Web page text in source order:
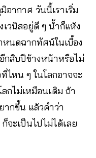
อากาศ วันนี้เราเริ่ม
เวนิสอยู่ดี ๆ น้ำก็แห้ง
หนดฉากทัศน์ในเบื้อง
กสิบปีข้างหน้าหรือไม่
ไหน ๆ ในโลกอาจจะ
กไม่เหมือนเดิม ถ้า
ากขึ้น แล้วคำว่า
จะเป็นไปไม่ได้เลย